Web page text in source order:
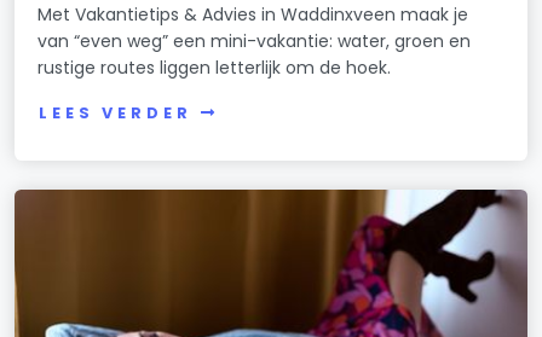
Met Vakantietips & Advies in Waddinxveen maak je
van “even weg” een mini-vakantie: water, groen en
rustige routes liggen letterlijk om de hoek.
LEES VERDER